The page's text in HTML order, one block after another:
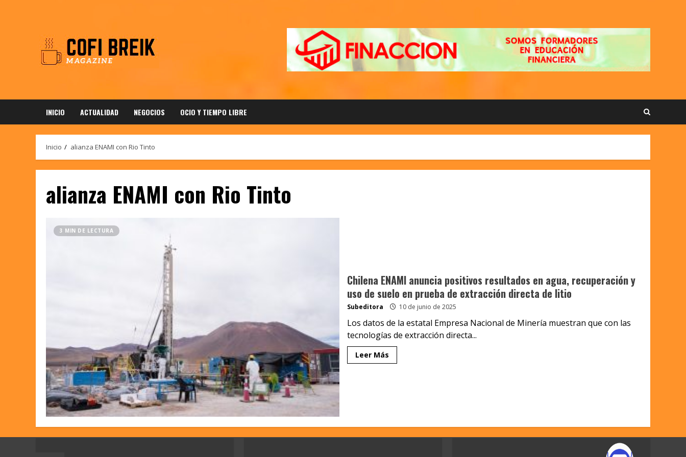
INICIO ACTUALIDAD NEGOCIOS OCIO Y TIEMPO LIBRE
Inicio alianza ENAMI con Rio Tinto
alianza ENAMI con Rio Tinto
3 MIN DE LECTURA
Chilena ENAMI anuncia positivos resultados en agua, recuperación y
uso de suelo en prueba de extracción directa de litio
Subeditora 10 de junio de 2025
Los datos de la estatal Empresa Nacional de Minería muestran que con las
tecnologías de extracción directa...
Leer Más